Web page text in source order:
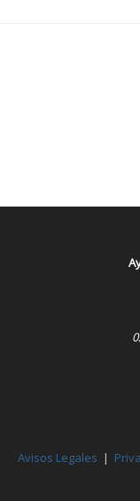
Avisos Legales |